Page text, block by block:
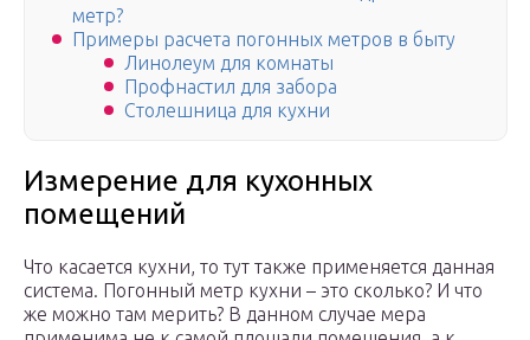
метр?
Примеры расчета погонных метров в быту
Линолеум для комнаты
Профнастил для забора
Столешница для кухни
Измерение для кухонных
помещений
Что касается кухни, то тут также применяется данная
система. Погонный метр кухни – это сколько? И что
же можно там мерить? В данном случае мера